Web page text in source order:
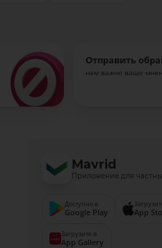
Отправить
нам важно ваше
Mavrid
Приложение для
Доступно в
Google Play App
Загрузите в
App Gallery